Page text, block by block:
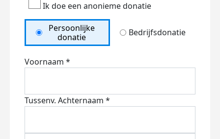
Ik doe een anonieme donatie
Persoonlijke
donatie
Bedrijfsdonatie
Voornaam *
Tussenv. Achternaam *